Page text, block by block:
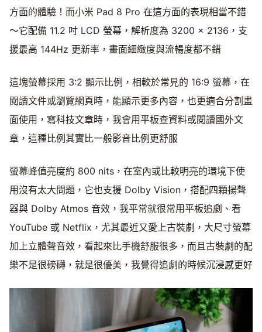
方面的體驗！而小米 Pad 8 Pro 在這方面的表現相當不錯
～它配備 11.2 吋 LCD 螢幕，解析度為 3200 × 2136，支
援最高 144Hz 更新率，畫面細緻度與流暢度都不錯
這塊螢幕採用 3:2 顯示比例，相較於常見的 16:9 螢幕，在
閱讀文件或瀏覽網頁時，能顯示更多內容，也更適合分割畫
面使用，寫科技文章時，我會用平板查資料或閱讀國外文
章，這種比例其實比一般影音比例更舒服
螢幕峰值亮度約 800 nits，在室內或比較明亮的環境下使
用沒有太大問題，它也支援 Dolby Vision，搭配四顆揚聲
器與 Dolby Atmos 音效，我平常就很常用平板追劇、看
YouTube 或 Netflix，尤其最近又愛上古裝劇，大尺寸螢幕
加上立體聲音效，看起來比手機舒服很多，而且古裝劇的配
樂不是很磅礴，就是很優美，我覺得追劇的時候沉浸感更好